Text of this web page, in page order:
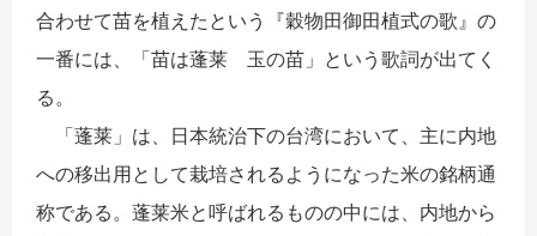
合わせて苗を植えたという『穀物田御田植式の歌』の
一番には、「苗は蓬莱 玉の苗」という歌詞が出てく
る。
「蓬莱」は、日本統治下の台湾において、主に内地
への移出用として栽培されるようになった米の銘柄通
称である。蓬莱米と呼ばれるものの中には、内地から